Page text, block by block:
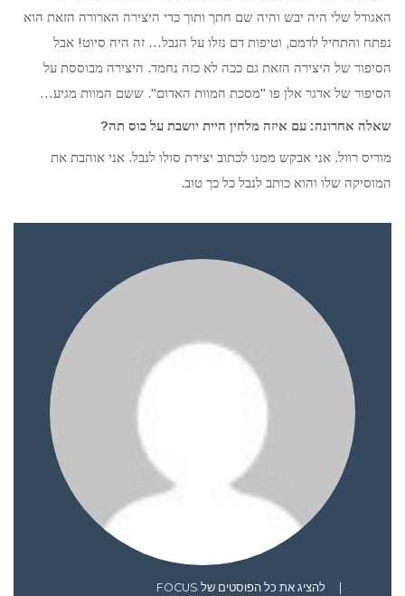
האגודל שלי היה יבש והיה שם חתך ותוך כדי היצירה הארורה הזאת הוא
נפתח והתחיל לדמם, וטיפות דם נזלו על הנבל… זה היה סיוט! אבל
הסיפור של היצירה הזאת גם ככה לא כזה נחמד. היצירה מבוססת על
הסיפור של אדגר אלן פו "מסכת המוות האדום". ששם המוות מגיע…
שאלה אחרונה: עם איזה מלחין היית יושבת על כוס תה?
מוריס רוול. אני אבקש ממנו לכתוב יצירת סולו לנבל. אני אוהבת את
המוסיקה שלו והוא כותב לנבל כל כך טוב.
להציג את כל הפוסטים של FOCUS